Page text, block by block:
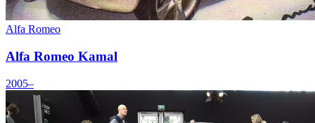
Alfa Romeo
Alfa Romeo Kamal
2005–